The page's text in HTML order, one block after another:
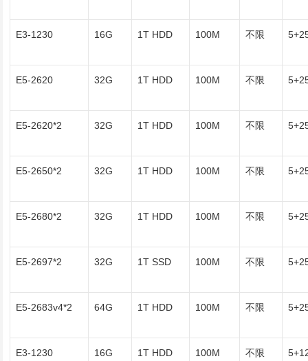
E3-1230 16G 1T HDD 100M 不限
E5-2620 32G 1T HDD 100M 不限
E5-2620*2 32G 1T HDD 100M 不限
E5-2650*2 32G 1T HDD 100M 不限
E5-2680*2 32G 1T HDD 100M 不限
E5-2697*2 32G 1T SSD 100M 不限
E5-2683v4*2 64G 1T HDD 100M 不限
E3-1230 16G 1T HDD 100M 不限